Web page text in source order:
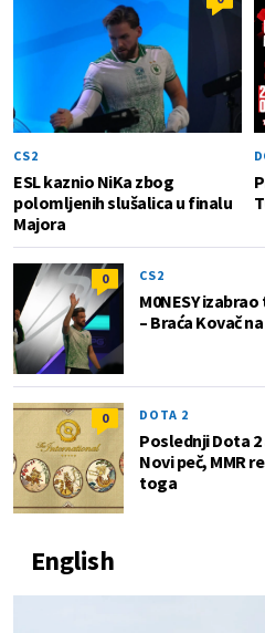
CS2
ESL kaznio NiKa zbog
polomljenih slušalica u finalu
Majora
0 CS2
M0NESY
– Braća Kovač
0 DOTA 2
Poslednji Dota
Novi peč, MMR
toga
English